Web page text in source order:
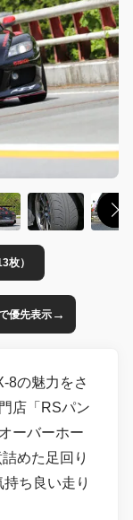
枚）
優先表示→
8の魅力をさ
店「RSパン
ーバーホー
めた足回り
ち良い走り